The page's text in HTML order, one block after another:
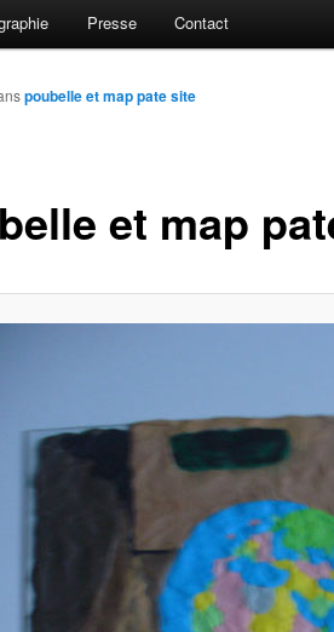
Presse Contact
et map
poubelle et map pate site